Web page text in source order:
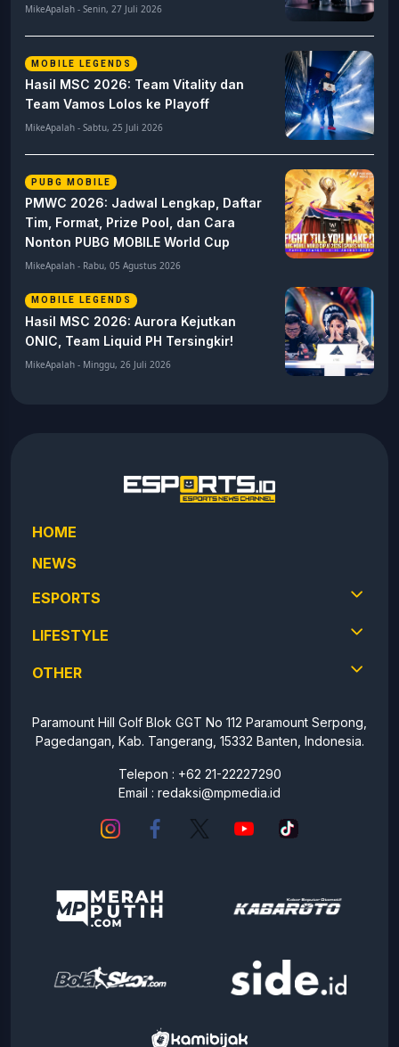
MikeApalah - Senin, 27 Juli 2026
MOBILE LEGENDS
Hasil MSC 2026: Team Vitality dan
Team Vamos Lolos ke Playoff
MikeApalah - Sabtu, 25 Juli 2026
PUBG MOBILE
PMWC 2026: Jadwal Lengkap, Daftar
Tim, Format, Prize Pool, dan Cara
Nonton PUBG MOBILE World Cup
MikeApalah - Rabu, 05 Agustus 2026
MOBILE LEGENDS
Hasil MSC 2026: Aurora Kejutkan
ONIC, Team Liquid PH Tersingkir!
MikeApalah - Minggu, 26 Juli 2026
HOME
NEWS
ESPORTS
LIFESTYLE
OTHER
Paramount Hill Golf Blok GGT No 112 Paramount Serpong,
Pagedangan, Kab. Tangerang, 15332 Banten, Indonesia.
Telepon : +62 21-22227290
Email : redaksi@mpmedia.id